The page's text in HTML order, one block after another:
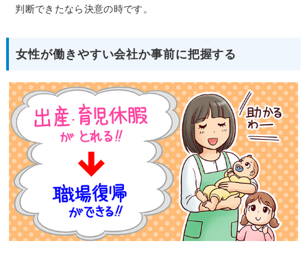
判断できたなら決意の時です。
女性が働きやすい会社か事前に把握する